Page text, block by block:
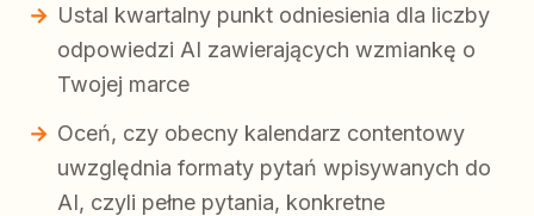
Ustal kwartalny punkt odniesienia dla liczby
odpowiedzi AI zawierających wzmiankę o
Twojej marce
Oceń, czy obecny kalendarz contentowy
uwzględnia formaty pytań wpisywanych do
AI, czyli pełne pytania, konkretne